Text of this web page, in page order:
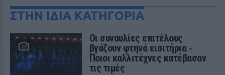
ΣΤΗΝ ΙΔΙΑ ΚΑΤΗΓΟΡΙΑ
Οι συναυλίες επιτέλους
βγάζουν φτηνά εισιτήρια ‑
Ποιοι καλλιτέχνες κατέβασαν
τις τιμές